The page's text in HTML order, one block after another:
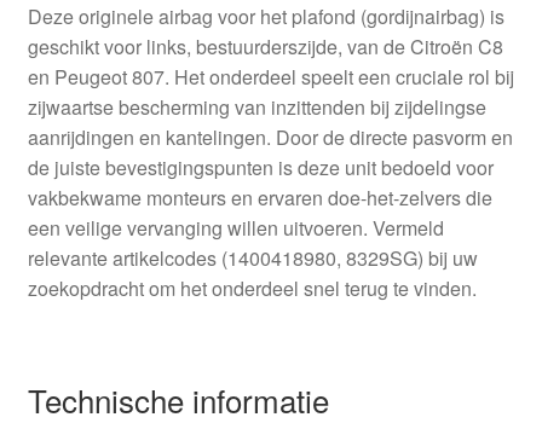
Deze originele airbag voor het plafond (gordijnairbag) is
geschikt voor links, bestuurderszijde, van de Citroën C8
en Peugeot 807. Het onderdeel speelt een cruciale rol bij
zijwaartse bescherming van inzittenden bij zijdelingse
aanrijdingen en kantelingen. Door de directe pasvorm en
de juiste bevestigingspunten is deze unit bedoeld voor
vakbekwame monteurs en ervaren doe-het-zelvers die
een veilige vervanging willen uitvoeren. Vermeld
relevante artikelcodes (1400418980, 8329SG) bij uw
zoekopdracht om het onderdeel snel terug te vinden.
Technische informatie